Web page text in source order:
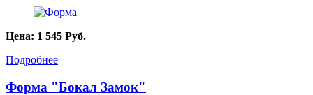
Цена: 1 545 Руб.
Подробнее
Форма "Бокал Замок"